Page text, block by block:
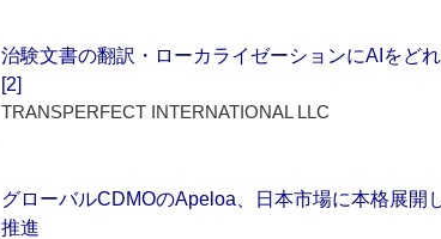
治験文書の翻訳・ローカライゼーションにAIをど
[2]
TRANSPERFECT INTERNATIONAL LLC
グローバルCDMOのApeloa、日本市場に本格展開
推進